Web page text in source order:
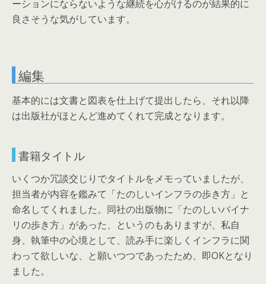
ーションにならないような継続を心がけるのが結果的に
良さそうな気がしています。
編集
基本的には文書と図表を仕上げて提出したら、それ以降
は出版社がほとんど進めてくれて完成となります。
書籍タイトル
いくつか冗談交じりでタイトルをメモっていましたが、
担当者が内容を鑑みて「たのしいインフラの歩き方」と
命名してくれました。同社の出版物に「たのしいバイナ
リの歩き方」があった、というのもありますが、私自
身、執筆中の心境として、読み手に楽しくインフラに関
わって欲しいな、と願いつつであったため、即OKとなり
ました。